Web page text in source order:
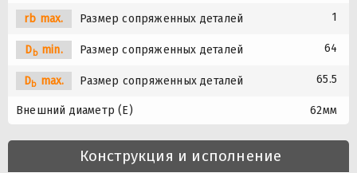
rb max. Размер сопряженных деталей 1
Dbmin. Размер сопряженных деталей 64
Db max. Размер сопряженных деталей 65.5
Внешний диаметр (E) 62мм
Конструкция и исполнение